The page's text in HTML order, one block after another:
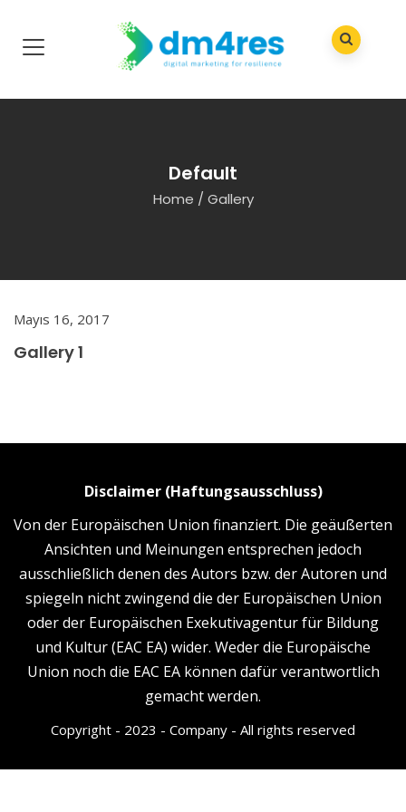
Default
Home / Gallery
Mayıs 16, 2017
Gallery 1
Disclaimer (Haftungsausschluss)
Von der Europäischen Union finanziert. Die geäußerten
Ansichten und Meinungen entsprechen jedoch
ausschließlich denen des Autors bzw. der Autoren und
spiegeln nicht zwingend die der Europäischen Union
oder der Europäischen Exekutivagentur für Bildung
und Kultur (EAC EA) wider. Weder die Europäische
Union noch die EAC EA können dafür verantwortlich
gemacht werden.
Copyright - 2023 - Company - All rights reserved